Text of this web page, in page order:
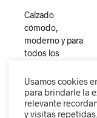
Calzado
cómodo,
moderno y para
todos los
Descubre
nuestra
colección y
Usamos cookies
para brindarle la
relevante
y visitas